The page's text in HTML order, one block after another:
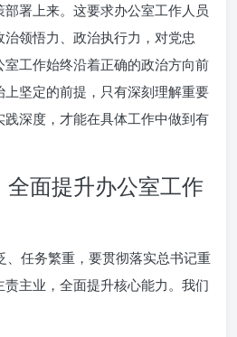
署上来。这要求办公室工作人员
领悟力、政治执行力，对党忠
工作始终沿着正确的政治方向前
坚定的前提，只有深刻理解重要
深度，才能在具体工作中做到有
面提升办公室工作
、任务繁重，要贯彻落实总书记重
主业，全面提升核心能力。我们